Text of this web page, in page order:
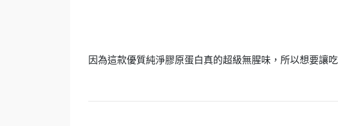
因為這款優質純淨膠原蛋白真的超級無腥味，所以想要讓